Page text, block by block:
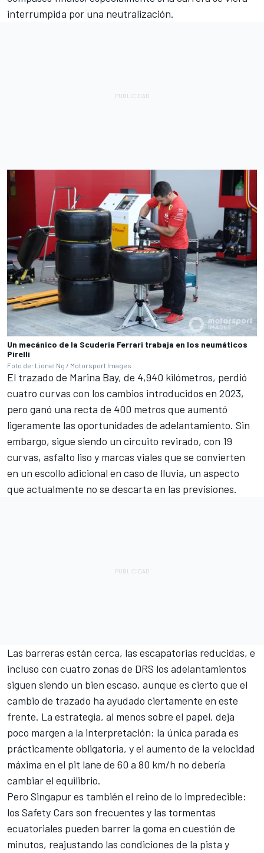
interrumpida por una neutralización.
Un mecánico de la Scuderia Ferrari trabaja en los neumáticos
Pirelli
Foto de: Lionel Ng / Motorsport Images
El trazado de Marina Bay, de 4,940 kilómetros, perdió
cuatro curvas con los cambios introducidos en 2023,
pero ganó una recta de 400 metros que aumentó
ligeramente las oportunidades de adelantamiento. Sin
embargo, sigue siendo un circuito revirado, con 19
curvas, asfalto liso y marcas viales que se convierten
en un escollo adicional en caso de lluvia, un aspecto
que actualmente no se descarta en las previsiones.
Las barreras están cerca, las escapatorias reducidas, e
incluso con cuatro zonas de DRS los adelantamientos
siguen siendo un bien escaso, aunque es cierto que el
cambio de trazado ha ayudado ciertamente en este
frente. La estrategia, al menos sobre el papel, deja
poco margen a la interpretación: la única parada es
prácticamente obligatoria, y el aumento de la velocidad
máxima en el pit lane de 60 a 80 km/h no debería
cambiar el equilibrio.
Pero Singapur es también el reino de lo impredecible:
los Safety Cars son frecuentes y las tormentas
ecuatoriales pueden barrer la goma en cuestión de
minutos, reajustando las condiciones de la pista y